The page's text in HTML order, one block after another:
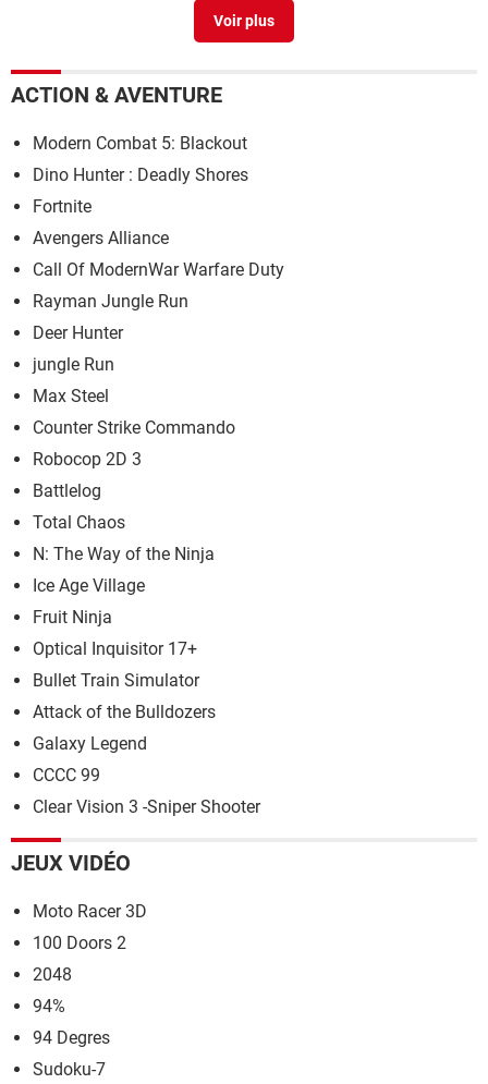
Trier avec Excel : toutes les méthodes de tri de données
Downloader
00390 harcèlement téléphonique
Signer un PDF sans l'imprimer : les solutions gratuites
Quel pays a cet indicatif
ACTION & AVENTURE
Modern Combat 5: Blackout
Dino Hunter : Deadly Shores
Fortnite
Avengers Alliance
Call Of ModernWar Warfare Duty
Rayman Jungle Run
Deer Hunter
jungle Run
Max Steel
Counter Strike Commando
Robocop 2D 3
Battlelog
Total Chaos
N: The Way of the Ninja
Ice Age Village
Fruit Ninja
Optical Inquisitor 17+
Bullet Train Simulator
Attack of the Bulldozers
Galaxy Legend
CCCC 99
Clear Vision 3 -Sniper Shooter
JEUX VIDÉO
Moto Racer 3D
100 Doors 2
2048
94%
94 Degres
Sudoku-7